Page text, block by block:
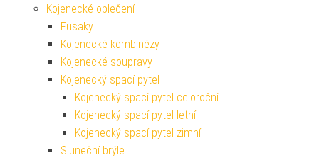
Kojenecké oblečení
Fusaky
Kojenecké kombinézy
Kojenecké soupravy
Kojenecký spací pytel
Kojenecký spací pytel celoroční
Kojenecký spací pytel letní
Kojenecký spací pytel zimní
Sluneční brýle